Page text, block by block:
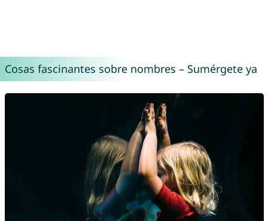
Cosas fascinantes sobre nombres – Sumérgete ya